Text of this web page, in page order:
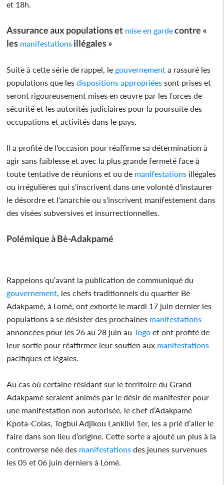
et 18h.
Assurance aux populations et mise en gardecontre «
les manifestations illégales »
Suite à cette série de rappel, le gouvernement a rassuré les
populations que les dispositions appropriées sont prises et
seront rigoureusement mises en œuvre par les forces de
sécurité et les autorités judiciaires pour la poursuite des
occupations et activités dans le pays.
Il a profité de l’occasion pour réaffirme sa détermination à
agir sans faiblesse et avec la plus grande fermeté face à
toute tentative de réunions et ou de manifestations illégales
ou irrégulières qui s'inscrivent dans une volonté d'instaurer
le désordre et l'anarchie ou s'inscrivent manifestement dans
des visées subversives et insurrectionnelles.
Polémique à Bè-Adakpamé
Rappelons qu’avant la publication de communiqué du
gouvernement, les chefs traditionnels du quartier Bè-
Adakpamé, à Lomé, ont exhorté le mardi 17 juin dernier les
populations à se désister des prochaines manifestations
annoncées pour les 26 au 28 juin auTogo et ont profité de
leur sortie pour réaffirmer leur soutien aux manifestations
pacifiques et légales.
Au cas où certaine résidant sur le territoire du Grand
Adakpamé seraient animés par le désir de manifester pour
une manifestation non autorisée, le chef d’Adakpamé
Kpota-Colas, Togbui Adjikou Lanklivi 1er, les a prié d’aller le
faire dans son lieu d’origine. Cette sorte a ajouté un plus à la
controverse née des manifestations des jeunes survenues
les 05 et 06 juin derniers à Lomé.